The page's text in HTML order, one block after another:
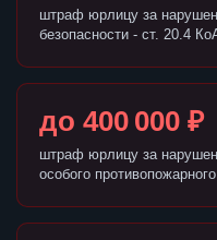
штраф юрлицу за
безопасности - ст. 20.4
до 400 000 ₽
штраф юрлицу за
особого